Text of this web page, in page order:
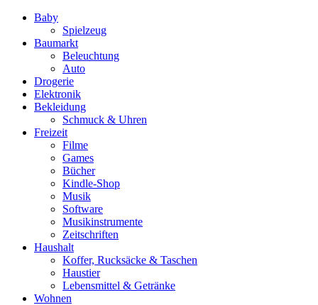
Baby
Spielzeug
Baumarkt
Beleuchtung
Auto
Drogerie
Elektronik
Bekleidung
Schmuck & Uhren
Freizeit
Filme
Games
Bücher
Kindle-Shop
Musik
Software
Musikinstrumente
Zeitschriften
Haushalt
Koffer, Rucksäcke & Taschen
Haustier
Lebensmittel & Getränke
Wohnen